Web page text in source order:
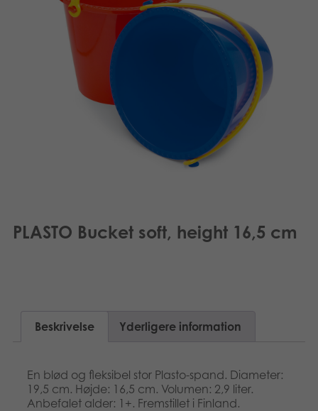
Bøger
Applikationer
Arkiverede produkter
Suomi
Français
Norsk
PLASTO Bucket soft, height 16,5 cm
Beskrivelse Yderligere information
En blød og fleksibel stor Plasto-spand. Diameter:
19,5 cm. Højde: 16,5 cm. Volumen: 2,9 liter.
Anbefalet alder: 1+. Fremstillet i Finland.